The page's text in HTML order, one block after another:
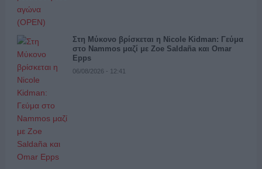
Στη Μύκονο βρίσκεται η Nicole Kidman: Γεύμα
στο Nammos μαζί με Zoe Saldaña και Omar
Epps
06/08/2026 - 12:41